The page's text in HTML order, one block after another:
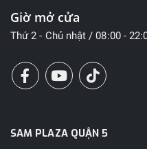
Giờ mở cửa
Thứ 2 - Chủ nhật / 08:00 -
SAM PLAZA QUẬN 5